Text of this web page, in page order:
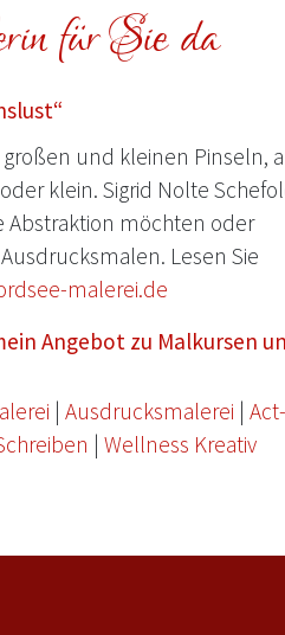
für Sie da
und kleinen Pinseln,
klein. Sigrid Nolte
Abstraktion möchten oder
Lesen Sie
malerei.de
Angebot zu Malkursen
| Ausdrucksmalerei | Act-
| Wellness Kreativ